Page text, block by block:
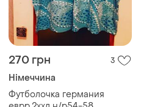
270 грн 3
Німеччина
Футболочка германия